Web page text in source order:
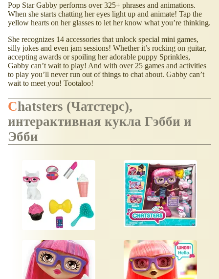
Pop Star Gabby performs over 325+ phrases and animations.
When she starts chatting her eyes light up and animate! Tap the
yellow hearts on her glasses to let her know what you’re thinking.
She recognizes 14 accessories that unlock special mini games,
silly jokes and even jam sessions! Whether it’s rocking on guitar,
accepting awards or spoiling her adorable puppy Sprinkles,
Gabby can’t wait to play! And with over 25 games and activities
to play you’ll never run out of things to chat about. Gabby can’t
wait to meet you! Tootaloo!
Chatsters (Чатстерс),
интерактивная кукла Гэбби и
Эбби